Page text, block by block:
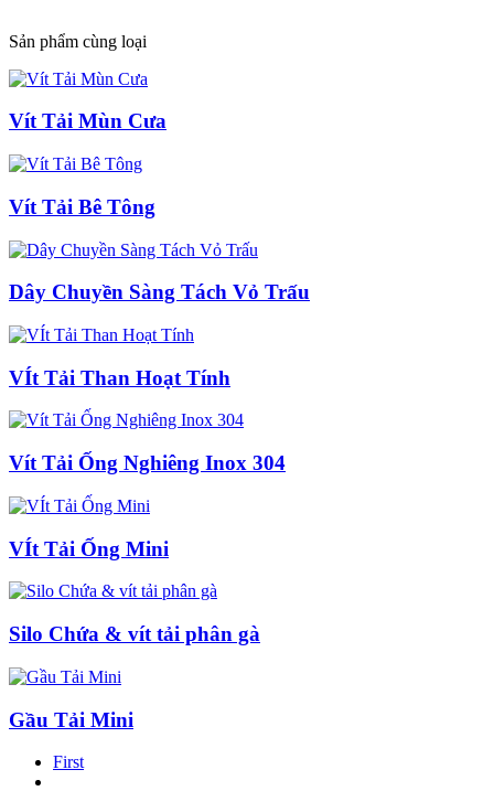
Sản phẩm cùng loại
Vít Tải Mùn Cưa
Vít Tải Bê Tông
Dây Chuyền Sàng Tách Vỏ Trấu
VÍt Tải Than Hoạt Tính
Vít Tải Ống Nghiêng Inox 304
VÍt Tải Ống Mini
Silo Chứa & vít tải phân gà
Gầu Tải Mini
First